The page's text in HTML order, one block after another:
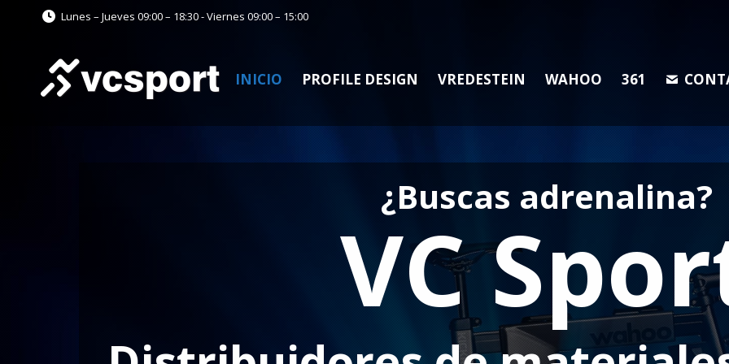
Lunes – Jueves 09:00 – 18:30 - Viernes 09:00 – 15:00
INICIO PROFILE DESIGN VREDESTEIN WAHOO 361
¿Buscas adrenalina?
VC